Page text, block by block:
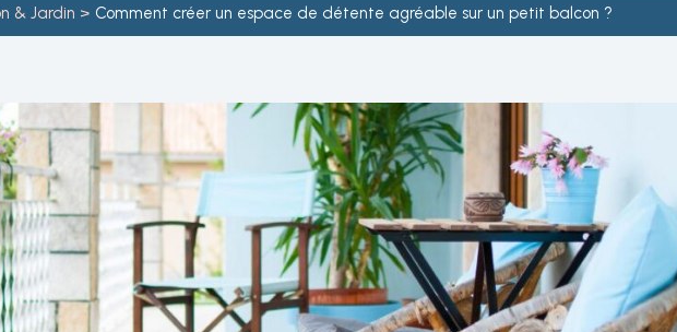
& Jardin Comment créer un espace de détente agréable sur un petit balcon ?